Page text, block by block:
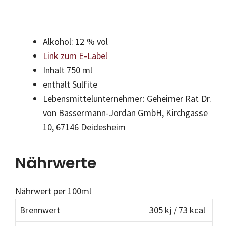
Alkohol: 12 % vol
Link zum E-Label
Inhalt 750 ml
enthält Sulfite
Lebensmittelunternehmer: Geheimer Rat Dr.
von Bassermann-Jordan GmbH, Kirchgasse
10, 67146 Deidesheim
Nährwerte
Nährwert per 100ml
Brennwert
305 kj / 73 kcal